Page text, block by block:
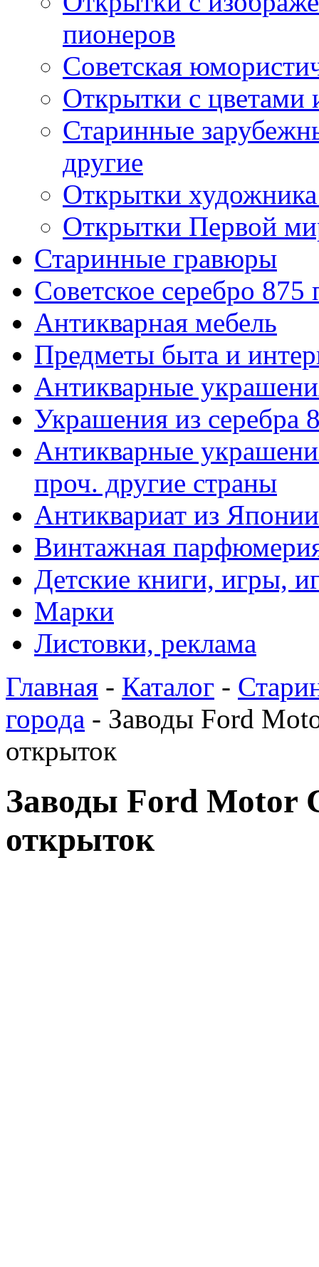
пионеров
Советская
Открытки с цветами
Старинные
другие
Открытки
Открытки Первой
Старинные гравюры
Советское серебро
Антикварная мебель
Предметы быта и
Антикварные
Украшения из серебра
Антикварные
проч. другие страны
Антиквариат из
Винтажная
Детские книги, игры,
Марки
Листовки, реклама
Главная - Каталог -
города - Заводы Ford
открыток
Заводы Ford Motor
открыток